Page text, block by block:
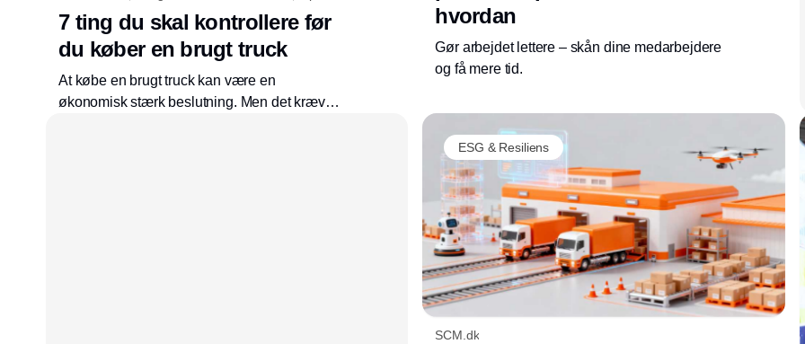
7 ting du skal kontrollere før
du køber en brugt truck
At købe en brugt truck kan være en
økonomisk stærk beslutning. Men det kræver,
hvordan
Gør arbejdet lettere – skån dine medarbejdere
og få mere tid.
ESG & Resiliens
SCM.dk